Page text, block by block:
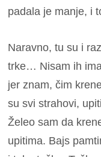
padala je manje, i
Naravno, tu su i
trke… Nisam ih
jer znam, čim
su svi strahovi,
Želeo sam da
upitima. Bajs